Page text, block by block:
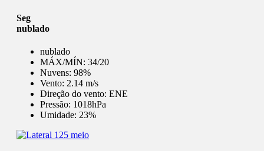
Seg
nublado
nublado
MÁX/MÍN: 34/20
Nuvens: 98%
Vento: 2.14 m/s
Direção do vento: ENE
Pressão: 1018hPa
Umidade: 23%